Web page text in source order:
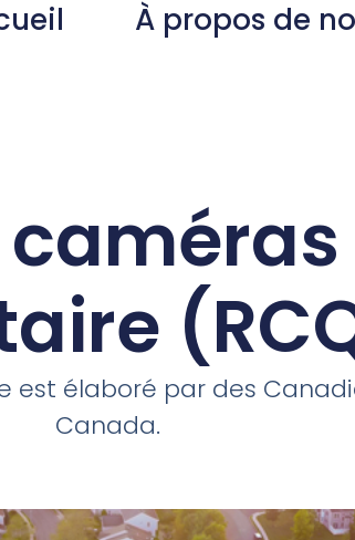
À propos de
est élaboré par des
Canada.